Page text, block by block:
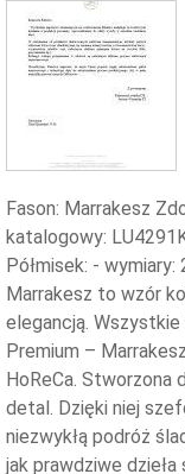
Fason: Marrakesz
katalogowy:
Półmisek: -
Marrakesz to wzór
elegancją.
Premium –
HoReCa. Stworzona
detal. Dzięki niej
niezwykłą podróż
jak prawdziwe dzieła